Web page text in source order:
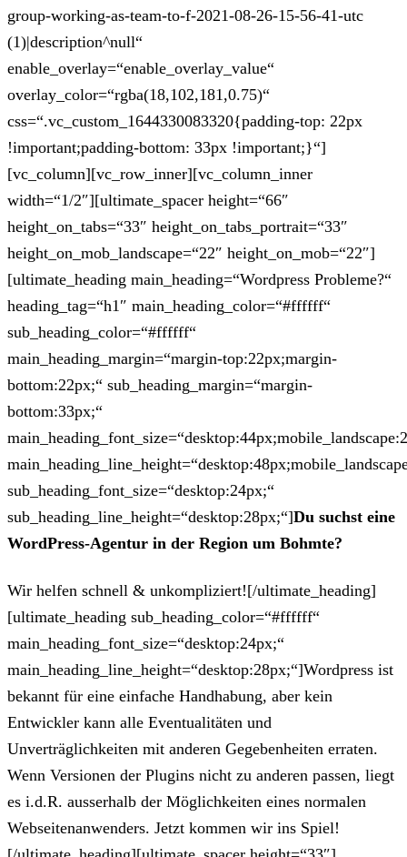
group-working-as-team-to-f-2021-08-26-15-56-41-utc
(1)|description^null“
enable_overlay=“enable_overlay_value“
overlay_color=“rgba(18,102,181,0.75)“
css=“.vc_custom_1644330083320{padding-top: 22px
!important;padding-bottom: 33px !important;}“]
[vc_column][vc_row_inner][vc_column_inner
width=“1/2″][ultimate_spacer height=“66″
height_on_tabs=“33″ height_on_tabs_portrait=“33″
height_on_mob_landscape=“22″ height_on_mob=“22″]
[ultimate_heading main_heading=“Wordpress Probleme?“
heading_tag=“h1″ main_heading_color=“#ffffff“
sub_heading_color=“#ffffff“
main_heading_margin=“margin-top:22px;margin-
bottom:22px;“ sub_heading_margin=“margin-
bottom:33px;“
sub_heading_font_size=“desktop:24px;“
sub_heading_line_height=“desktop:28px;“]Du suchst eine
WordPress-Agentur in der Region um Bohmte?
Wir helfen schnell & unkompliziert![/ultimate_heading]
[ultimate_heading sub_heading_color=“#ffffff“
main_heading_font_size=“desktop:24px;“
main_heading_line_height=“desktop:28px;“]Wordpress ist
bekannt für eine einfache Handhabung, aber kein
Entwickler kann alle Eventualitäten und
Unverträglichkeiten mit anderen Gegebenheiten erraten.
Wenn Versionen der Plugins nicht zu anderen passen, liegt
es i.d.R. ausserhalb der Möglichkeiten eines normalen
Webseitenanwenders. Jetzt kommen wir ins Spiel!